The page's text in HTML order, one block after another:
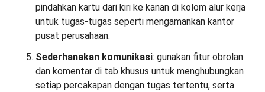
pindahkan kartu dari kiri ke kanan di kolom alur kerja
untuk tugas-tugas seperti mengamankan kantor
pusat perusahaan.
Sederhanakan komunikasi: gunakan fitur obrolan
dan komentar di tab khusus untuk menghubungkan
setiap percakapan dengan tugas tertentu, serta